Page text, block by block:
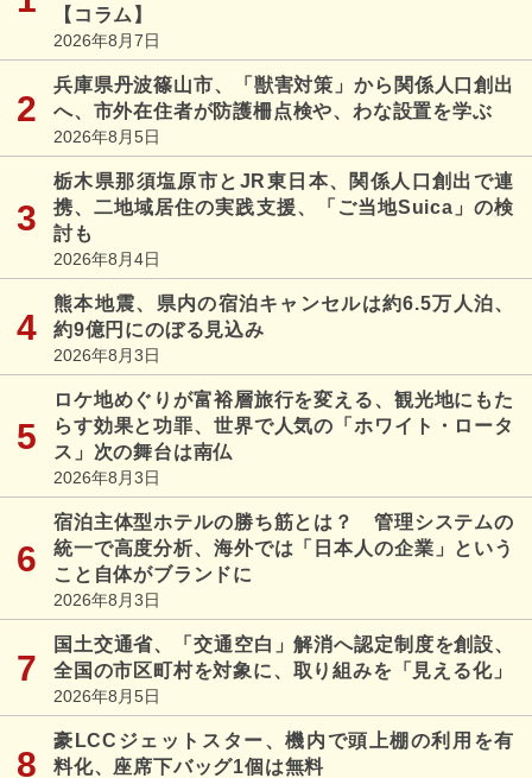
【コラム】
2026年8月7日
兵庫県丹波篠山市、「獣害対策」から関係人口創出
へ、市外在住者が防護柵点検や、わな設置を学ぶ
2026年8月5日
栃木県那須塩原市とJR東日本、関係人口創出で連
携、二地域居住の実践支援、「ご当地Suica」の検
討も
2026年8月4日
熊本地震、県内の宿泊キャンセルは約6.5万人泊、
約9億円にのぼる見込み
2026年8月3日
ロケ地めぐりが富裕層旅行を変える、観光地にもた
らす効果と功罪、世界で人気の「ホワイト・ロータ
ス」次の舞台は南仏
2026年8月3日
宿泊主体型ホテルの勝ち筋とは？ 管理システムの
統一で高度分析、海外では「日本人の企業」という
こと自体がブランドに
2026年8月3日
国土交通省、「交通空白」解消へ認定制度を創設、
全国の市区町村を対象に、取り組みを「見える化」
2026年8月5日
豪LCCジェットスター、機内で頭上棚の利用を有
料化、座席下バッグ1個は無料